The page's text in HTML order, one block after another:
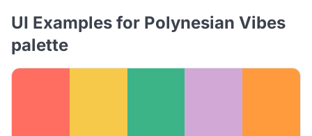
UI Examples for Polynesian Vibes
palette